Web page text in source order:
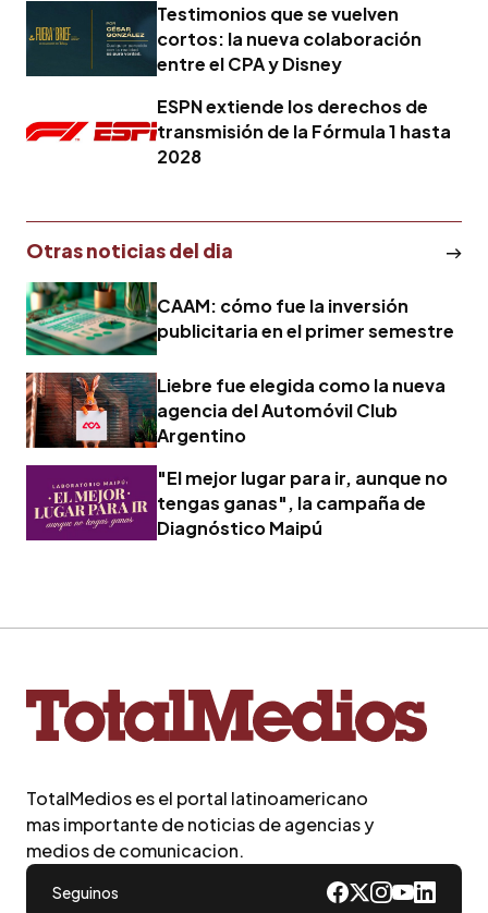
Testimonios que se vuelven
cortos: la nueva colaboración
entre el CPA y Disney
ESPN extiende los derechos de
transmisión de la Fórmula 1 hasta
2028
Otras noticias del dia
CAAM: cómo fue la inversión
publicitaria en el primer semestre
Liebre fue elegida como la nueva
agencia del Automóvil Club
Argentino
"El mejor lugar para ir, aunque no
tengas ganas", la campaña de
Diagnóstico Maipú
TotalMedios es el portal latinoamericano
mas importante de noticias de agencias y
medios de comunicacion.
Seguinos